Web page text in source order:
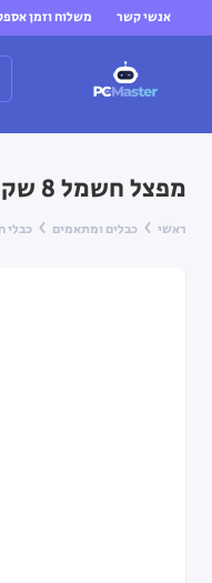
אנשי קשר משלוח וזמן
מפצל חשמל 8 שקעים 1 מטר Semicon
ראשי כבלים ומתאמים כבלי